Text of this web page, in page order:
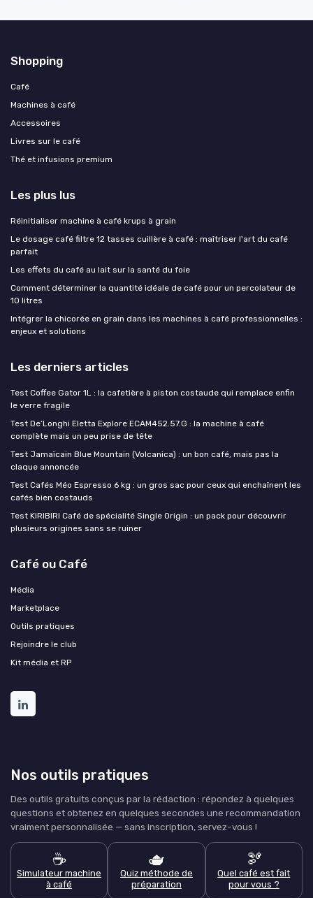
Shopping
Café
Machines à café
Accessoires
Livres sur le café
Thé et infusions premium
Les plus lus
Réinitialiser machine à café krups à grain
Le dosage café filtre 12 tasses cuillère à café : maîtriser l'art du café
parfait
Les effets du café au lait sur la santé du foie
Comment déterminer la quantité idéale de café pour un percolateur de
10 litres
Intégrer la chicorée en grain dans les machines à café professionnelles :
enjeux et solutions
Les derniers articles
Test Coffee Gator 1L : la cafetière à piston costaude qui remplace enfin
le verre fragile
Test De’Longhi Eletta Explore ECAM452.57.G : la machine à café
complète mais un peu prise de tête
Test Jamaïcain Blue Mountain (Volcanica) : un bon café, mais pas la
claque annoncée
Test Cafés Méo Espresso 6 kg : un gros sac pour ceux qui enchaînent les
cafés bien costauds
Test KIRIBIRI Café de spécialité Single Origin : un pack pour découvrir
plusieurs origines sans se ruiner
Café ou Café
Média
Marketplace
Outils pratiques
Rejoindre le club
Kit média et RP
Nos outils pratiques
Des outils gratuits conçus par la rédaction : répondez à quelques
questions et obtenez en quelques secondes une recommandation
vraiment personnalisée — sans inscription, servez-vous !
☕
Simulateur machine
à café
🫖
Quiz méthode de
préparation
🫘
Quel café est fait
pour vous ?